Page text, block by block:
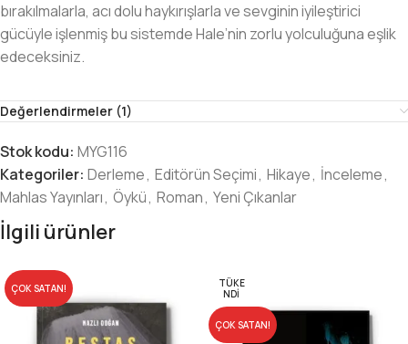
bırakılmalarla, acı dolu haykırışlarla ve sevginin iyileştirici
gücüyle işlenmiş bu sistemde Hale’nin zorlu yolculuğuna eşlik
edeceksiniz.
Değerlendirmeler (1)
Stok kodu: MYG116
Kategoriler: Derleme, Editörün Seçimi, Hikaye, İnceleme,
Mahlas Yayınları, Öykü, Roman, Yeni Çıkanlar
İlgili ürünler
ÇOK SATAN!
TÜKE
NDI
ÇOK SATAN!